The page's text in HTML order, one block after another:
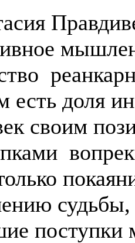
есть доля
своим
судьбы,
поступки